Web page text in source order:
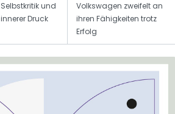
Selbstkritik und
innerer Druck
Volkswagen zweifelt an
ihren Fähigkeiten trotz
Erfolg